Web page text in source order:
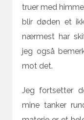
truer med
blir døden et
nærmest har
jeg også
mot det.
Jeg fortsetter
mine tanker